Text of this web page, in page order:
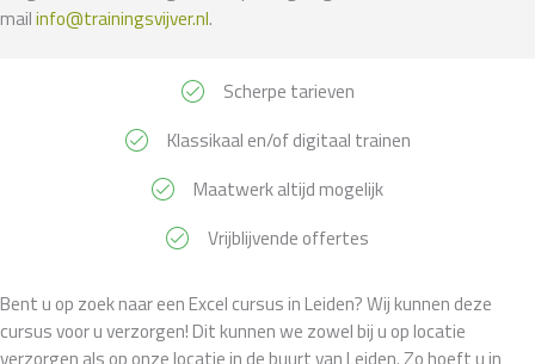
mailinfo@trainingsvijver.nl.
Scherpe tarieven
Klassikaal en/of digitaal trainen
Maatwerk altijd mogelijk
Vrijblijvende offertes
Bent u op zoek naar een Excel cursus in Leiden? Wij kunnen deze
cursus voor u verzorgen! Dit kunnen we zowel bij u op locatie
verzorgen als op onze locatie in de buurt van Leiden. Zo hoeft u in